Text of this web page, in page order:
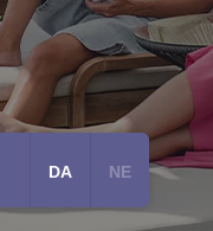
DA NE